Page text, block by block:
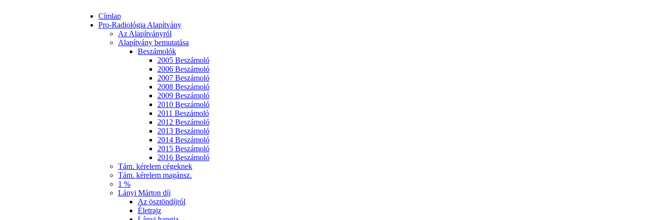
Címlap
Pro-Radiológia Alapítvány
Az Alapítványról
Alapítvány bemutatása
Beszámolók
2005 Beszámoló
2006 Beszámoló
2007 Beszámoló
2008 Beszámoló
2009 Beszámoló
2010 Beszámoló
2011 Beszámoló
2012 Beszámoló
2013 Beszámoló
2014 Beszámoló
2015 Beszámoló
2016 Beszámoló
Tám. kérelem cégeknek
Tám. kérelem magánsz.
1 %
Lányi Márton díj
Az ösztöndíjról
Életrajz